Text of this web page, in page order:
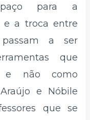
para a
e a troca entre
passam a ser
que
e não como
e Nóbile
que se